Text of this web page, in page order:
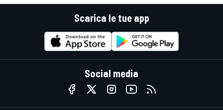
Scarica le tue app
Social media